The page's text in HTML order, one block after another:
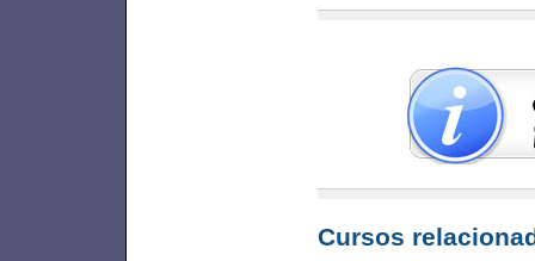
Cursos